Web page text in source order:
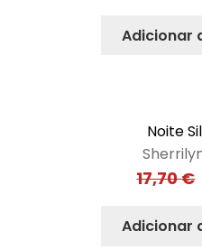
Adicionar
Noite
17,70€
Adicionar